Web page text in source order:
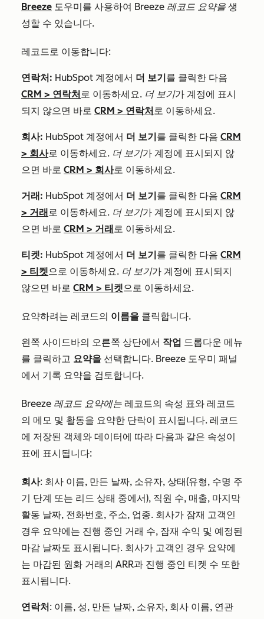
Breeze 도우미를 사용하여 Breeze 레코드 요약을 생
성할 수 있습니다.
레코드로 이동합니다:
연락처: HubSpot 계정에서 더 보기를 클릭한 다음
CRM > 연락처 로 이동하세요. 더 보기가 계정에 표시
되지 않으면 바로 CRM > 연락처 로 이동하세요.
회사: HubSpot 계정에서 더 보기를 클릭한 다음 CRM
> 회사로 이동하세요. 더 보기가 계정에 표시되지 않
으면 바로 CRM > 회사로 이동하세요.
거래: HubSpot 계정에서 더 보기를 클릭한 다음 CRM
> 거래 로 이동하세요. 더 보기가 계정에 표시되지 않
으면 바로 CRM > 거래 로 이동하세요.
티켓: HubSpot 계정에서 더 보기를 클릭한 다음 CRM
> 티켓으로 이동하세요. 더 보기가 계정에 표시되지
않으면 바로 CRM > 티켓으로 이동하세요.
요약하려는 레코드의 이름을 클릭합니다.
왼쪽 사이드바의 오른쪽 상단에서 작업 드롭다운 메뉴
를 클릭하고 요약을 선택합니다. Breeze 도우미 패널
에서 기록 요약을 검토합니다.
Breeze 레코드 요약에는 레코드의 속성 표와 레코드
의 메모 및 활동을 요약한 단락이 표시됩니다. 레코드
에 저장된 객체와 데이터에 따라 다음과 같은 속성이
표에 표시됩니다:
회사: 회사 이름, 만든 날짜, 소유자, 상태(유형, 수명 주
기 단계 또는 리드 상태 중에서), 직원 수, 매출, 마지막
활동 날짜, 전화번호, 주소, 업종. 회사가 잠재 고객인
경우 요약에는 진행 중인 거래 수, 잠재 수익 및 예정된
마감 날짜도 표시됩니다. 회사가 고객인 경우 요약에
는 마감된 원화 거래의 ARR과 진행 중인 티켓 수 또한
표시됩니다.
연락처: 이름, 성, 만든 날짜, 소유자, 회사 이름, 연관